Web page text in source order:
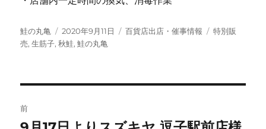
投
稿
鮭の丸亀
投
稿
2020年9月11日
カ
百貨店出店・催事情報
タ
特別販
売,生筋子,秋鮭,鮭の丸亀
稿
前
前